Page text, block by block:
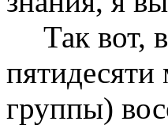
Так вот,
группы)